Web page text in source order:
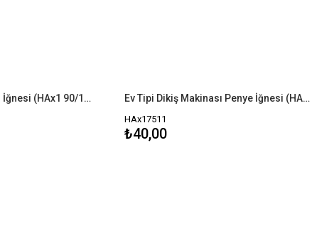
Ev Tipi Dikiş Makinası İğnesi (HAx1 90/14) Ev Tipi Dikiş Makinası Penye İğnesi (HAx1 75/11)
HAx17511
₺40,00